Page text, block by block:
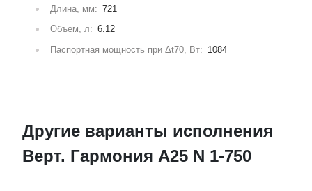
Длина, мм: 721
Объем, л: 6.12
Паспортная мощность при Δt70, Вт: 1084
Другие варианты исполнения
Верт. Гармония А25 N 1-750